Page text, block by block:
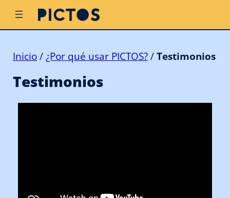
Inicio/¿Por qué usar PICTOS?/Testimonios
Testimonios